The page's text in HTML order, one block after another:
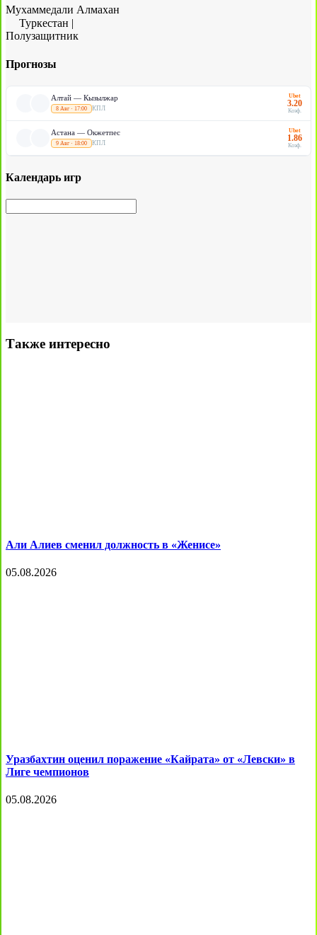
Мухаммедали Алмахан
Туркестан |
Полузащитник
Прогнозы
Алтай — Кызылжар
8 Авг · 17:00 КПЛ
Ubet
3.20
Коэф.
Астана — Окжетпес
9 Авг · 18:00 КПЛ
Ubet
1.86
Коэф.
Календарь игр
Также интересно
Али Алиев сменил должность в «Женисе»
05.08.2026
Уразбахтин оценил поражение «Кайрата» от «Левски» в
Лиге чемпионов
05.08.2026